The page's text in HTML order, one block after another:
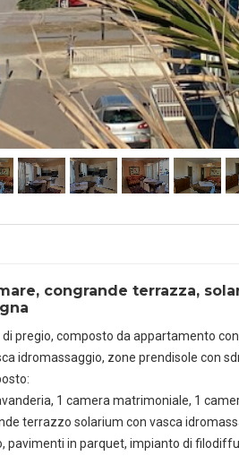
congrande terrazza,
di pregio, composto da appartamento
idromassaggio, zone prendisole con
1 camera matrimoniale, 1
terrazzo solarium con vasca
pavimenti in parquet, impianto di